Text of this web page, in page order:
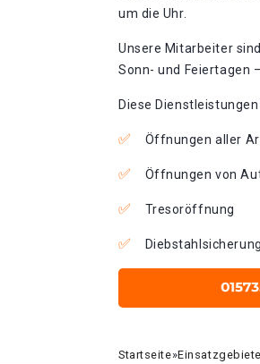
um die Uhr.
Unsere Mitarbeiter
Sonn- und Feiertagen
Diese
Öffnungen aller
Öffnungen von
Tresoröffnung
Diebstahlsicherung
Startseite»